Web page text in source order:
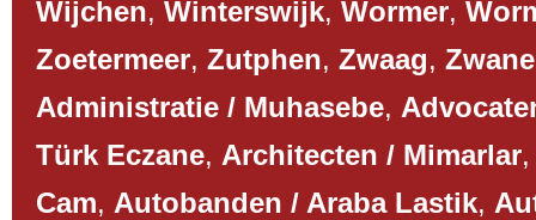
Wijchen, Winterswijk, Wormer,
Zoetermeer, Zutphen, Zwaag,
Administratie / Muhasebe,
Türk Eczane, Architecten / Mimarlar
Cam, Autobanden / Araba Lastik,